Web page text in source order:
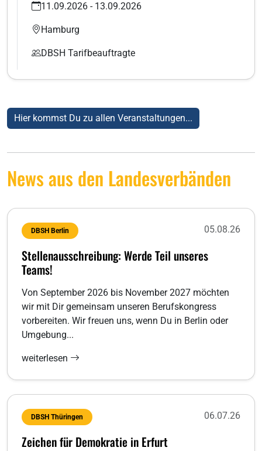
11.09.2026 - 13.09.2026
Hamburg
DBSH Tarifbeauftragte
Hier kommst Du zu allen Veranstaltungen...
News aus den Landesverbänden
DBSH Berlin 05.08.26
Stellenausschreibung: Werde Teil unseres
Teams!
Von September 2026 bis November 2027 möchten
wir mit Dir gemeinsam unseren Berufskongress
vorbereiten. Wir freuen uns, wenn Du in Berlin oder
Umgebung...
weiterlesen
DBSH Thüringen 06.07.26
Zeichen für Demokratie in Erfurt